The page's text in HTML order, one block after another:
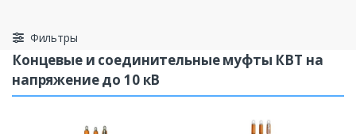
Фильтры
Концевые и соединительные муфты КВТ на
напряжение до 10 кВ